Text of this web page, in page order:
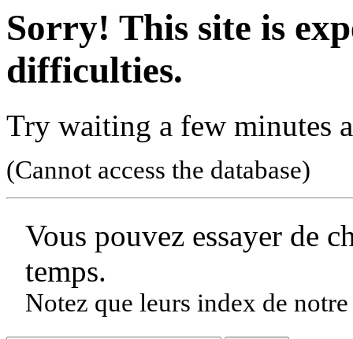
Sorry! This site is
difficulties.
Try waiting a few minutes
(Cannot access the database)
Vous pouvez essayer de
temps.
Notez que leurs index de